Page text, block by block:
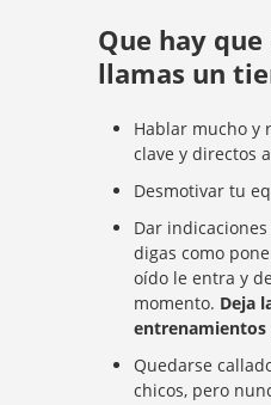
Que hay
llamas un
Hablar mucho y
clave y directos
Desmotivar tu
Dar
digas como
oído le entra y
momento. Deja
entrenamientos
Quedarse
chicos, pero